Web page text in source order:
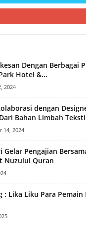
Dengan Berbagai
Hotel &...
2024
dengan
Bahan Limbah
14, 2024
Gelar Pengajian
Nuzulul Quran
: Lika Liku Para